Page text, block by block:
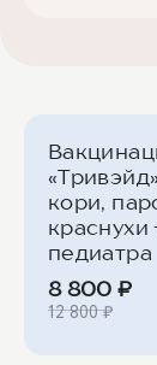
кори,
краснухи
педиатра
8 800 ₽
12 800 ₽